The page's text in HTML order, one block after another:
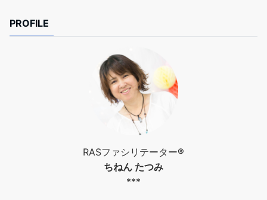
PROFILE
RASファシリテーター®︎
ちねん たつみ
***